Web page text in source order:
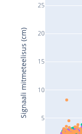
5
10
15
20
25
Signaali mitmeteelisus (cm)